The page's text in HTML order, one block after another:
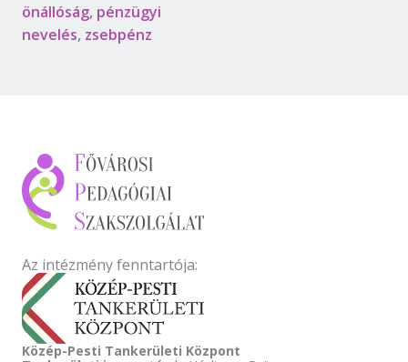
önállóság, pénzügyi
nevelés, zsebpénz
Az intézmény fenntartója:
Közép-Pesti Tankerületi Központ